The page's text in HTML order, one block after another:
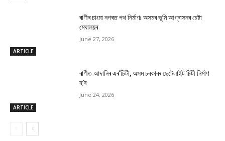
ARTICLE
ৰাণীৰ চাংমা নগৰত পথ নিৰ্মাণঃ অসমৰ ভূমি আগ্ৰাসনৰ চেষ্টা
মেঘালয়ৰ
June 27, 2026
ARTICLE
ৰাণীত আদানিৰ এৰ’চিটী, অসম চৰকাৰৰ ছেটেলাইট চিটী নিৰ্মাণ
হ’ব
June 24, 2026